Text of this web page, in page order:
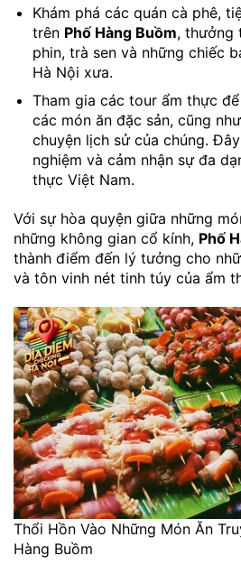
Khám phá các quán cà phê,
trên Phố Hàng Buồm, thưởng
phin, trà sen và những chiếc
Hà Nội xưa.
Tham gia các tour ẩm thực
các món ăn đặc sản, cũng
chuyện lịch sử của chúng.
nghiệm và cảm nhận sự đa
thực Việt Nam.
Với sự hòa quyện giữa những
những không gian cổ kính, Phố
thành điểm đến lý tưởng cho
và tôn vinh nét tinh túy của ẩm
Thổi Hồn Vào Những Món Ăn
Hàng Buồm